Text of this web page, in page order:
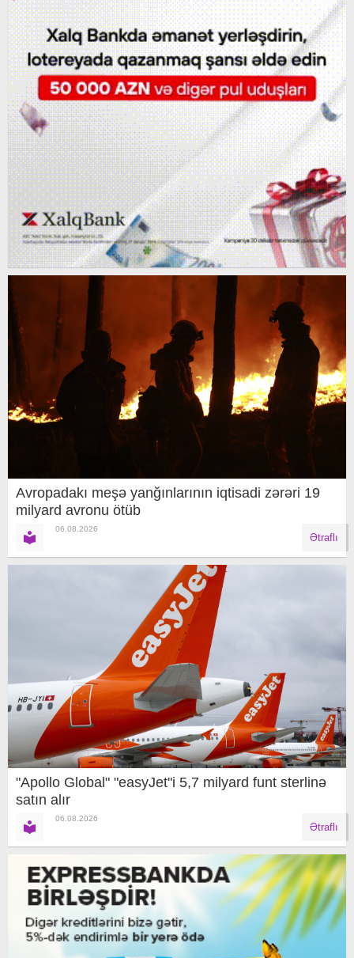
Avropadakı meşə yanğınlarının iqtisadi zərəri 19
milyard avronu ötüb
06.08.2026
Ətraflı
"Apollo Global" "easyJet"i 5,7 milyard funt sterlinə
satın alır
06.08.2026
Ətraflı